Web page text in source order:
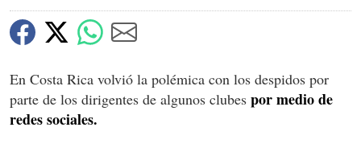
En Costa Rica volvió la polémica con los despidos por
parte de los dirigentes de algunos clubes por medio de
redes sociales.